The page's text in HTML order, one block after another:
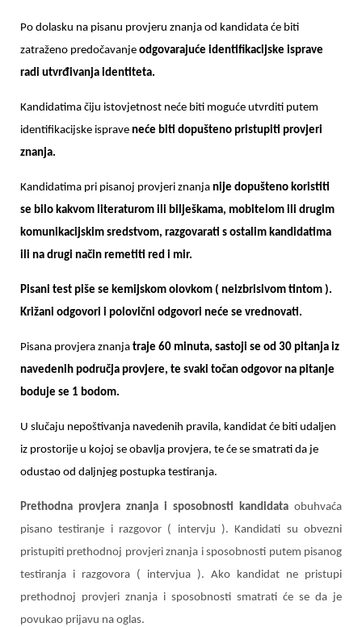
Po dolasku na pisanu provjeru znanja od kandidata će biti
zatraženo predočavanje odgovarajuće identifikacijske isprave
radi utvrđivanja identiteta.
Kandidatima čiju istovjetnost neće biti moguće utvrditi putem
identifikacijske isprave neće biti dopušteno pristupiti provjeri
znanja.
Kandidatima pri pisanoj provjeri znanja nije dopušteno koristiti
se bilo kakvom literaturom ili bilješkama, mobitelom ili drugim
komunikacijskim sredstvom, razgovarati s ostalim kandidatima
ili na drugi način remetiti red i mir.
Pisani test piše se kemijskom olovkom ( neizbrisivom tintom ).
Križani odgovori i polovični odgovori neće se vrednovati.
Pisana provjera znanja traje 60 minuta, sastoji se od 30 pitanja iz
navedenih područja provjere, te svaki točan odgovor na pitanje
boduje se 1 bodom.
U slučaju nepoštivanja navedenih pravila, kandidat će biti udaljen
iz prostorije u kojoj se obavlja provjera, te će se smatrati da je
odustao od daljnjeg postupka testiranja.
Prethodna provjera znanja i sposobnosti kandidata obuhvaća
pisano testiranje i razgovor ( intervju ). Kandidati su obvezni
pristupiti prethodnoj provjeri znanja i sposobnosti putem pisanog
testiranja i razgovora ( intervjua ). Ako kandidat ne pristupi
prethodnoj provjeri znanja i sposobnosti smatrati će se da je
povukao prijavu na oglas.